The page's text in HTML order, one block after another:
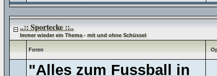
..:: Sportecke ::..
Immer wieder ein Thema - mit und ohne Schüssel
Foren
"Alles zum Fussball in